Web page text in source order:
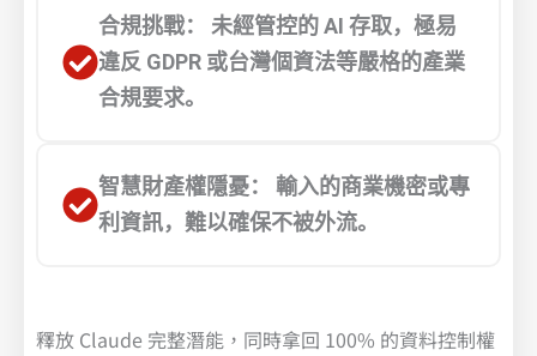
合規挑戰： 未經管控的 AI 存取，極易
違反 GDPR 或台灣個資法等嚴格的產業
合規要求。
智慧財產權隱憂： 輸入的商業機密或專
利資訊，難以確保不被外流。
釋放 Claude 完整潛能，同時拿回 100% 的資料控制權